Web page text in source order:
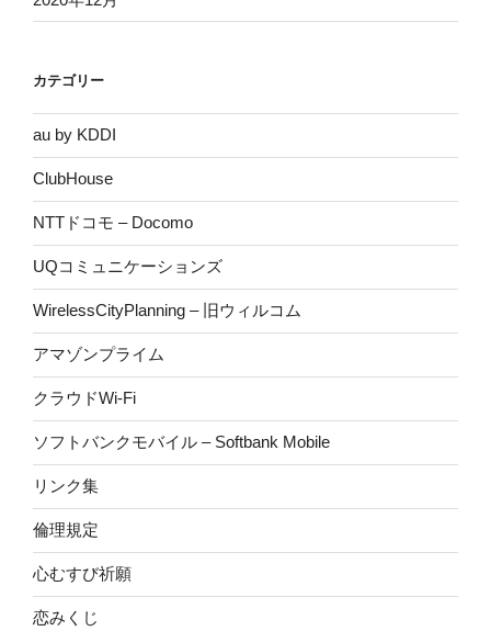
カテゴリー
au by KDDI
ClubHouse
NTTドコモ – Docomo
UQコミュニケーションズ
WirelessCityPlanning – 旧ウィルコム
アマゾンプライム
クラウドWi-Fi
ソフトバンクモバイル – Softbank Mobile
リンク集
倫理規定
心むすび祈願
恋みくじ